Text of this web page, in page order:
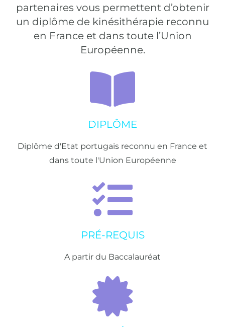
partenaires vous permettent d’obtenir
un diplôme de kinésithérapie reconnu
en France et dans toute l’Union
Européenne.
DIPLÔME
Diplôme d'Etat portugais reconnu en France et
dans toute l'Union Européenne
PRÉ-REQUIS
A partir du Baccalauréat